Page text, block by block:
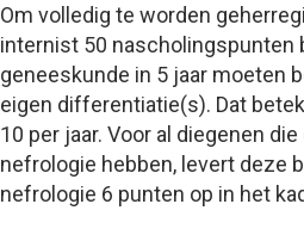
Om volledig te worden
internist 50 nascholingspunten
geneeskunde in 5 jaar moeten
eigen differentiatie(s). Dat
10 per jaar. Voor al diegenen
nefrologie hebben, levert deze
nefrologie 6 punten op in het